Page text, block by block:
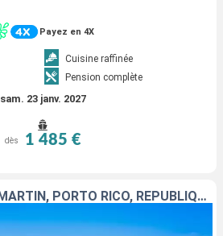
Payez en 4X
Cuisine raffinée
Pension complète
sam. 23 janv. 2027
dès 1 485 €
ÉTATS-UNIS, SAINT-MARTIN, PORTO RICO, RÉPUBLIQUE DOMINICAINE, BAHAMAS, ÎLES TURQUES-ET-CAÏQUES